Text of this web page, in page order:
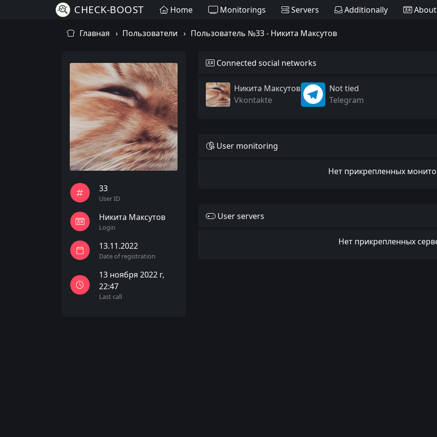
CHECK-BOOST Home Monitorings Servers Additionally
Главная Пользователи Пользователь №33 - Никита Максутов
33
User ID
Никита Максутов
Login
13.11.2022
Date of registration
13 ноября 2022 г,
22:47
Last call
Connected social networks
Никита Максутов
Vkontakte
Not tied
Telegram
User monitoring
Нет прикрепленных
User servers
Нет прикрепленных